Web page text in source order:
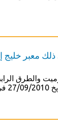
معبر خليج
والطرق